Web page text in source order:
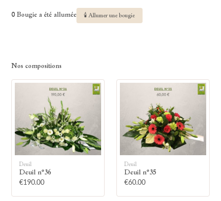
0 Bougie a été allumée 🕯 Allumer une bougie
Nos compositions
Deuil
Deuil n°36
€190.00
Deuil
Deuil n°35
€60.00